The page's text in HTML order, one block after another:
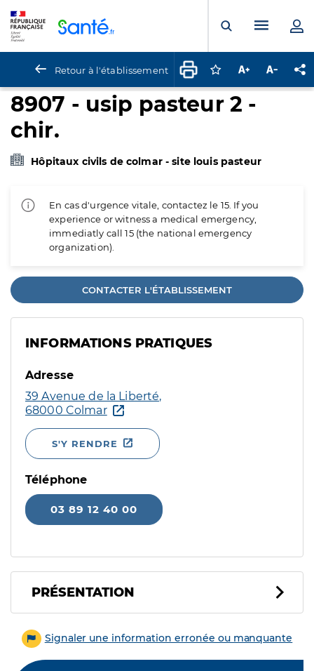
Ouvrir laMenu
Retour à l'établissement Connectez-vous
Augmenter la
8907 - usip pasteur 2 -
chir.
Hôpitaux civils de colmar - site louis pasteur
En cas d'urgence vitale, contactez le 15. If you
experience or witness a medical emergency,
immediatly call 15 (the national emergency
organization).
CONTACTER L'ÉTABLISSEMENT
INFORMATIONS PRATIQUES
Adresse
39 Avenue de la Liberté,
68000 Colmar
S'Y RENDRE
Téléphone
03 89 12 40 00
PRÉSENTATION
Signaler une information erronée ou manquante